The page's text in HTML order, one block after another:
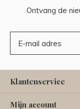
Ontvang de
Klantenservice
Mijn account